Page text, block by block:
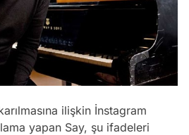
ilişkin İnstagram
yapan Say, şu ifadeleri